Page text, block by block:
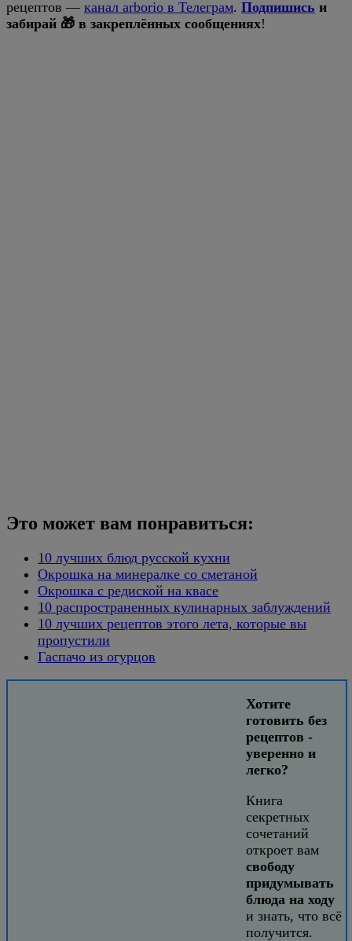
рецептов — канал arborio в Телеграм. Подпишись и
забирай 🎁 в закреплённых сообщениях!
Это может вам понравиться:
10 лучших блюд русской кухни
Окрошка на минералке со сметаной
Окрошка с редиской на квасе
10 распространенных кулинарных заблуждений
10 лучших рецептов этого лета, которые вы
пропустили
Гаспачо из огурцов
Хотите
готовить без
рецептов -
уверенно и
легко?
Книга
секретных
сочетаний
откроет вам
свободу
придумывать
блюда на ходу
и знать, что всё
получится.